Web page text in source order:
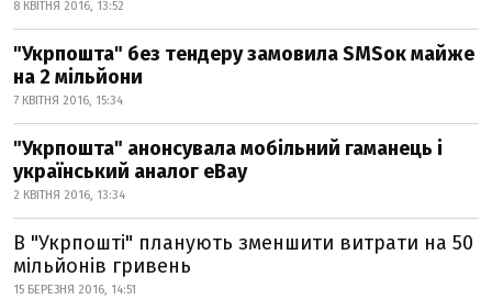
8 КВІТНЯ 2016, 13:52
"Укрпошта" без тендеру замовила SMSок майже
на 2 мільйони
7 КВІТНЯ 2016, 15:34
"Укрпошта" анонсувала мобільний гаманець і
український аналог eBay
2 КВІТНЯ 2016, 13:34
В "Укрпошті" планують зменшити витрати на 50
мільйонів гривень
15 БЕРЕЗНЯ 2016, 14:51